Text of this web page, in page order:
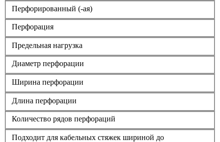
Перфорированный (-ая)
Перфорация
Предельная нагрузка
Диаметр перфорации
Ширина перфорации
Длина перфорации
Количество рядов перфораций
Подходит для кабельных стяжек шириной до